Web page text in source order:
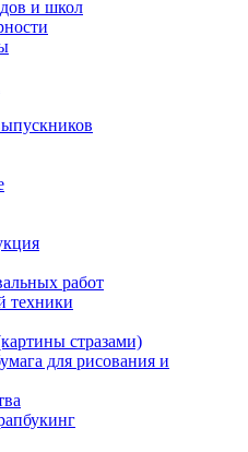
и школ
работ
техники
стразами)
для рисования и